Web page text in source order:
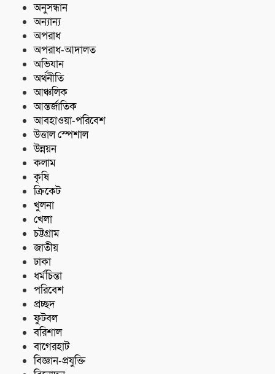
অনুসন্ধান
অন্যান্য
অপরাধ
অপরাধ-আদালত
অভিযান
অর্থনীতি
আঞ্চলিক
আন্তর্জাতিক
আবহাওয়া-পরিবেশ
উত্তাল স্পেশাল
উন্নয়ন
কলাম
কৃষি
ক্রিকেট
খুলনা
খেলা
চট্টগ্রাম
জাতীয়
ঢাকা
ধর্মচিন্তা
পরিবেশ
প্রচ্ছদ
ফুটবল
বরিশাল
বাগেরহাট
বিজ্ঞান-প্রযুক্তি